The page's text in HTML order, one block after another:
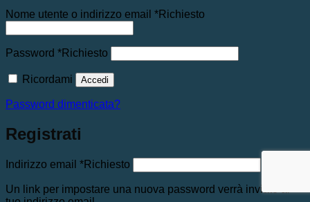
Nome utente o indirizzo email *Richiesto
Password *Richiesto
Ricordami Accedi
Password dimenticata?
Registrati
Indirizzo email *Richiesto
Un link per impostare una nuova password verrà inviato al